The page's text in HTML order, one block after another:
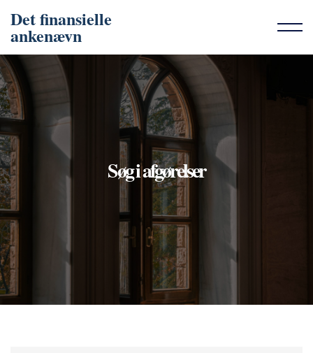
Det finansielle
ankenævn
Søg i afgørelser